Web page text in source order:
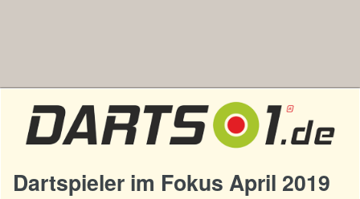
Dartspieler im Fokus April 2019